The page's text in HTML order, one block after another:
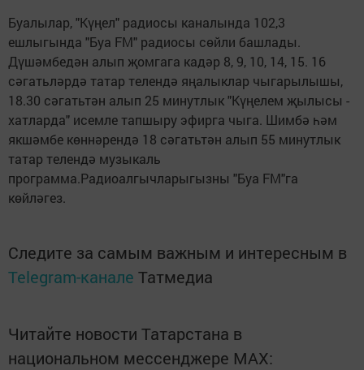
Буалылар, "Күңел" радиосы каналында 102,3
ешлыгында "Буа FM" радиосы сөйли башлады.
Дүшәмбедән алып җомгага кадәр 8, 9, 10, 14, 15. 16
сәгатьләрдә татар телендә яңалыклар чыгарылышы,
18.30 сәгатьтән алып 25 минутлык "Күңелем җылысы -
хатларда" исемле тапшыру эфирга чыга. Шимбә һәм
якшәмбе көннәрендә 18 сәгатьтән алып 55 минутлык
татар телендә музыкаль
программа.Радиоалгычларыгызны "Буа FM"га
көйләгез.
Следите за самым важным и интересным в
Telegram-канале Татмедиа
Читайте новости Татарстана в
национальном мессенджере MАХ: